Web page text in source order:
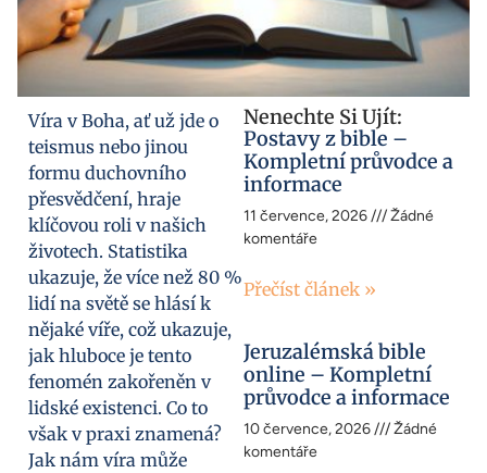
Víra v Boha, ať už jde o
teismus nebo jinou
formu duchovního
přesvědčení, hraje
klíčovou roli v našich
životech. Statistika
ukazuje, že více než 80 %
lidí na světě se hlásí k
nějaké víře, což ukazuje,
jak hluboce je tento
fenomén zakořeněn v
lidské existenci. Co to
však v praxi znamená?
Jak nám víra může
Nenechte Si Ujít:
Postavy z bible –
Kompletní průvodce a
informace
11 července, 2026
Žádné
komentáře
Přečíst článek »
Jeruzalémská bible
online – Kompletní
průvodce a informace
10 července, 2026
Žádné
komentáře